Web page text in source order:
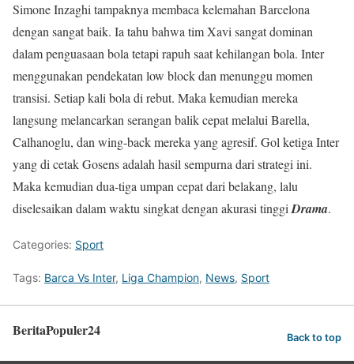
Simone Inzaghi tampaknya membaca kelemahan Barcelona
dengan sangat baik. Ia tahu bahwa tim Xavi sangat dominan
dalam penguasaan bola tetapi rapuh saat kehilangan bola. Inter
menggunakan pendekatan low block dan menunggu momen
transisi. Setiap kali bola di rebut. Maka kemudian mereka
langsung melancarkan serangan balik cepat melalui Barella,
Calhanoglu, dan wing-back mereka yang agresif. Gol ketiga Inter
yang di cetak Gosens adalah hasil sempurna dari strategi ini.
Maka kemudian dua-tiga umpan cepat dari belakang, lalu
diselesaikan dalam waktu singkat dengan akurasi tinggiDrama.
Categories: Sport
Tags: Barca Vs Inter, Liga Champion, News, Sport
BeritaPopuler24 Back to top